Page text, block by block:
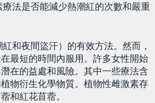
法是否能減少熱潮紅的次數和嚴重
和夜間盜汗）的有效方法。然而，
最短的時間內服用。許多女性開始
在的益處和風險。其中一些療法含
物衍生化學物質。植物性雌激素存
和紅花苜蓿。